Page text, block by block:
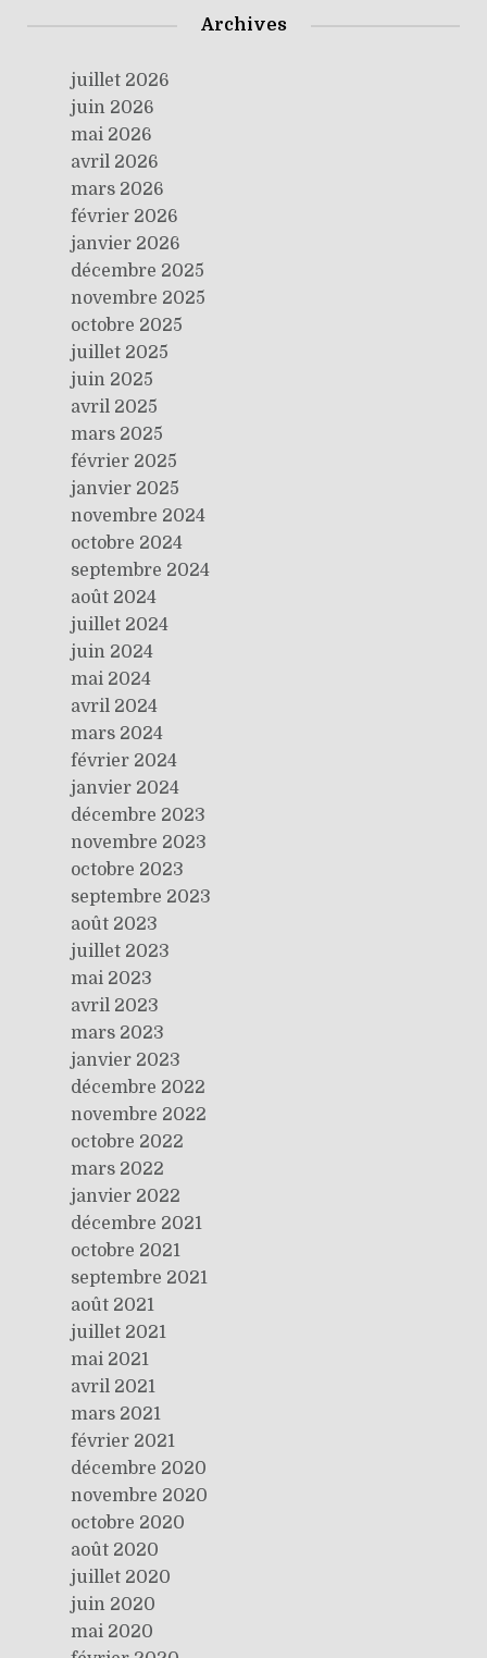
Archives
juillet 2026
juin 2026
mai 2026
avril 2026
mars 2026
février 2026
janvier 2026
décembre 2025
novembre 2025
octobre 2025
juillet 2025
juin 2025
avril 2025
mars 2025
février 2025
janvier 2025
novembre 2024
octobre 2024
septembre 2024
août 2024
juillet 2024
juin 2024
mai 2024
avril 2024
mars 2024
février 2024
janvier 2024
décembre 2023
novembre 2023
octobre 2023
septembre 2023
août 2023
juillet 2023
mai 2023
avril 2023
mars 2023
janvier 2023
décembre 2022
novembre 2022
octobre 2022
mars 2022
janvier 2022
décembre 2021
octobre 2021
septembre 2021
août 2021
juillet 2021
mai 2021
avril 2021
mars 2021
février 2021
décembre 2020
novembre 2020
octobre 2020
août 2020
juillet 2020
juin 2020
mai 2020